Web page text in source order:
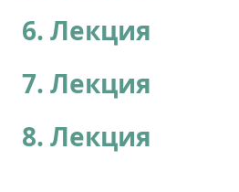
6. Лекция
7. Лекция
8. Лекция